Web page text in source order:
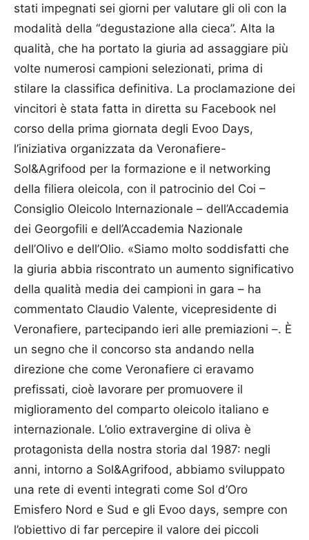
stati impegnati sei giorni per valutare gli oli con la
modalità della “degustazione alla cieca”. Alta la
qualità, che ha portato la giuria ad assaggiare più
volte numerosi campioni selezionati, prima di
stilare la classifica definitiva. La proclamazione dei
vincitori è stata fatta in diretta su Facebook nel
corso della prima giornata degli Evoo Days,
l’iniziativa organizzata da Veronafiere-
Sol&Agrifood per la formazione e il networking
della filiera oleicola, con il patrocinio del Coi –
Consiglio Oleicolo Internazionale – dell’Accademia
dei Georgofili e dell’Accademia Nazionale
dell’Olivo e dell’Olio. «Siamo molto soddisfatti che
la giuria abbia riscontrato un aumento significativo
della qualità media dei campioni in gara – ha
commentato Claudio Valente, vicepresidente di
Veronafiere, partecipando ieri alle premiazioni –. È
un segno che il concorso sta andando nella
direzione che come Veronafiere ci eravamo
prefissati, cioè lavorare per promuovere il
miglioramento del comparto oleicolo italiano e
internazionale. L’olio extravergine di oliva è
protagonista della nostra storia dal 1987: negli
anni, intorno a Sol&Agrifood, abbiamo sviluppato
una rete di eventi integrati come Sol d’Oro
Emisfero Nord e Sud e gli Evoo days, sempre con
l’obiettivo di far percepire il valore dei piccoli